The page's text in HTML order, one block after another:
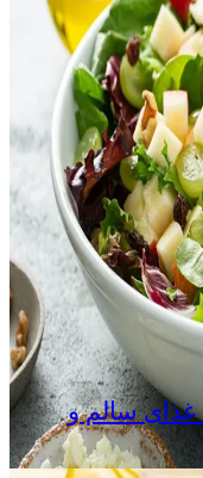
طرز تهیه سالاد های رژیمی؛ 15 غذای سالم و